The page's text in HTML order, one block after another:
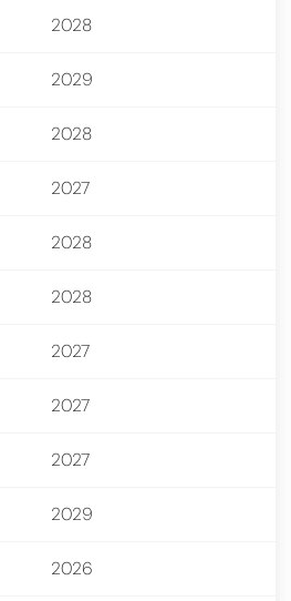
2028
2029
2028
2027
2028
2028
2027
2027
2027
2029
2026